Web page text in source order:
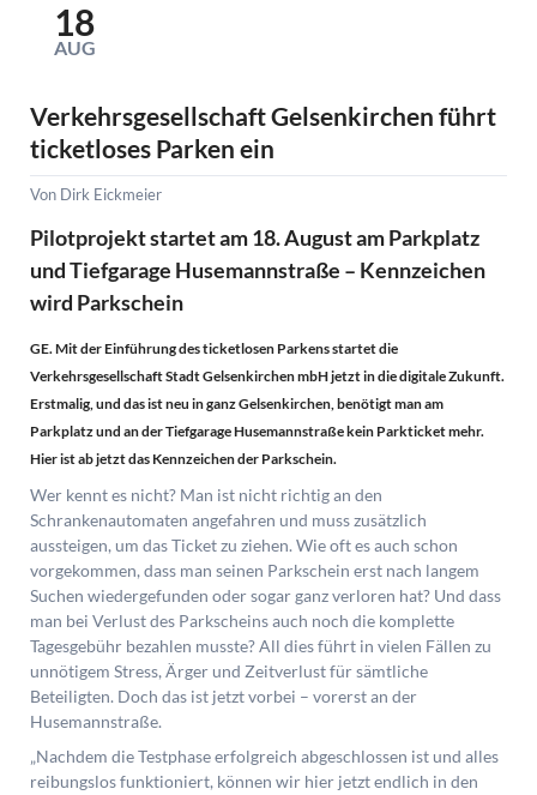
Konzertbesucher
durchgehend
geöffnet
18
AUG
Verkehrsgesellschaft Gelsenkirchen führt
ticketloses Parken ein
Von Dirk Eickmeier
Pilotprojekt startet am 18. August am Parkplatz
und Tiefgarage Husemannstraße – Kennzeichen
wird Parkschein
GE. Mit der Einführung des ticketlosen Parkens startet die
Verkehrsgesellschaft Stadt Gelsenkirchen mbH jetzt in die digitale Zukunft.
Erstmalig, und das ist neu in ganz Gelsenkirchen, benötigt man am
Parkplatz und an der Tiefgarage Husemannstraße kein Parkticket mehr.
Hier ist ab jetzt das Kennzeichen der Parkschein.
Wer kennt es nicht? Man ist nicht richtig an den
Schrankenautomaten angefahren und muss zusätzlich
aussteigen, um das Ticket zu ziehen. Wie oft es auch schon
vorgekommen, dass man seinen Parkschein erst nach langem
Suchen wiedergefunden oder sogar ganz verloren hat? Und dass
man bei Verlust des Parkscheins auch noch die komplette
Tagesgebühr bezahlen musste? All dies führt in vielen Fällen zu
unnötigem Stress, Ärger und Zeitverlust für sämtliche
Beteiligten. Doch das ist jetzt vorbei – vorerst an der
Husemannstraße.
„Nachdem die Testphase erfolgreich abgeschlossen ist und alles
reibungslos funktioniert, können wir hier jetzt endlich in den